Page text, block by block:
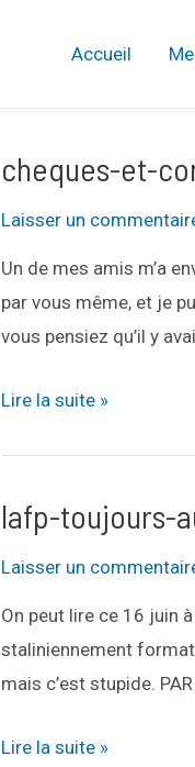
Accueil
cheques-et-
Laisser un
Un de mes amis m’a
par vous même, et je
vous pensiez qu’il y
cheques-
europeenne-
surprenante-
revelation
Lire la suite »
lafp-toujours-
Laisser un
On peut lire ce 16 juin
staliniennement
mais c’est stupide.
lafp-
Lire la suite »